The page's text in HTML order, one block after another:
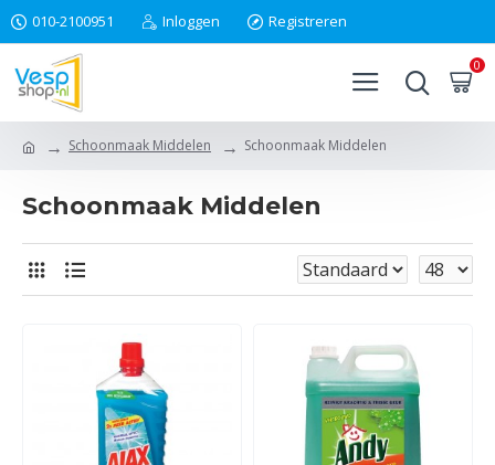
010-2100951 Inloggen Registreren
0
Schoonmaak Middelen Schoonmaak Middelen
Schoonmaak Middelen